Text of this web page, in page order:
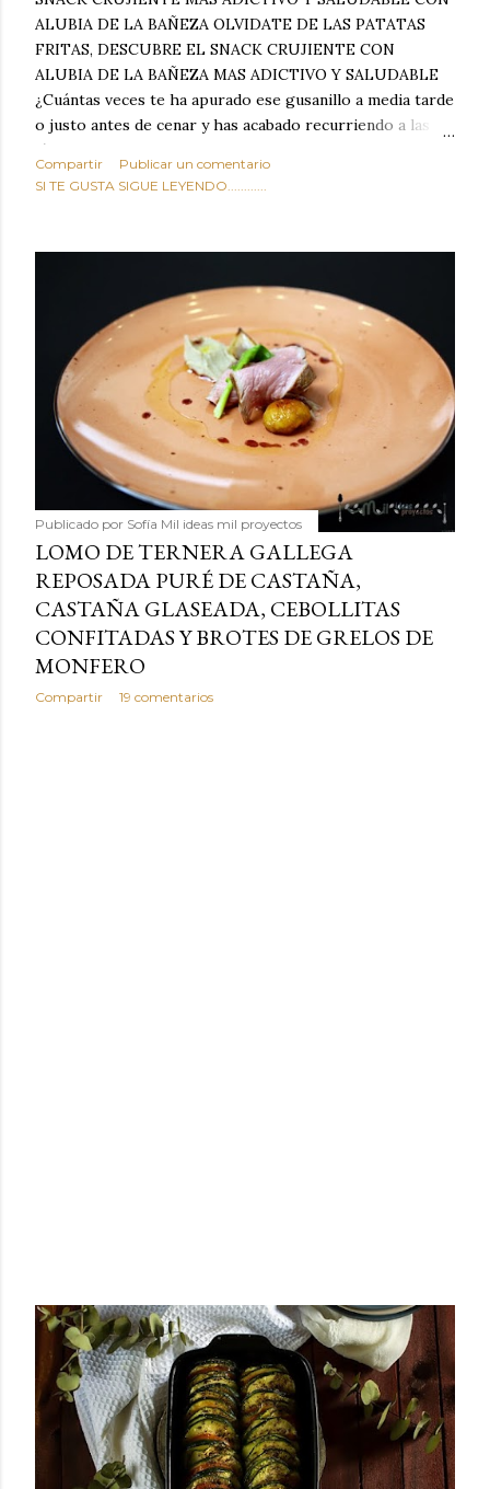
ALUBIA DE LA BAÑEZA OLVIDATE DE LAS PATATAS
FRITAS, DESCUBRE EL SNACK CRUJIENTE CON
ALUBIA DE LA BAÑEZA MAS ADICTIVO Y SALUDABLE
¿Cuántas veces te ha apurado ese gusanillo a media tarde
o justo antes de cenar y has acabado recurriendo a las
típicas patatas de bolsa, frutos secos fritos o snacks
ultraprocesados llenos de grasas saturadas y sodio?
sabroso, con ese toque tostado y crujiente que tanto nos
por completo tu forma de ver las legumbres. Olvídate de
asociar las alubias únicamente a los guisos tradicionales y
copiosos de invierno. Con esta receta simple pero
revolucionaria, transformaremos un ingrediente tan
humilde como la alubia de La Bañeza en un snack ligero,
dorado, cargado de proteína y 100% natural. Es el
sustituto perfecto a los frutos se...
Compartir
Publicar un comentario
SI TE GUSTA SIGUE LEYENDO............
Publicado por Sofía Mil ideas mil proyectos
LOMO DE TERNERA GALLEGA
REPOSADA PURÉ DE CASTAÑA,
CASTAÑA GLASEADA, CEBOLLITAS
CONFITADAS Y BROTES DE GRELOS DE
MONFERO
Compartir 19 comentarios